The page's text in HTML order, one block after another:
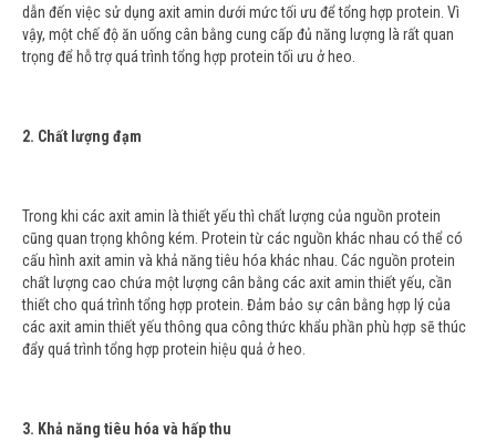
dẫn đến việc sử dụng axit amin dưới mức tối ưu để tổng hợp protein. Vì
vậy, một chế độ ăn uống cân bằng cung cấp đủ năng lượng là rất quan
trọng để hỗ trợ quá trình tổng hợp protein tối ưu ở heo.
2. Chất lượng đạm
Trong khi các axit amin là thiết yếu thì chất lượng của nguồn protein
cũng quan trọng không kém. Protein từ các nguồn khác nhau có thể có
cấu hình axit amin và khả năng tiêu hóa khác nhau. Các nguồn protein
chất lượng cao chứa một lượng cân bằng các axit amin thiết yếu, cần
thiết cho quá trình tổng hợp protein. Đảm bảo sự cân bằng hợp lý của
các axit amin thiết yếu thông qua công thức khẩu phần phù hợp sẽ thúc
đẩy quá trình tổng hợp protein hiệu quả ở heo.
3. Khả năng tiêu hóa và hấp thu